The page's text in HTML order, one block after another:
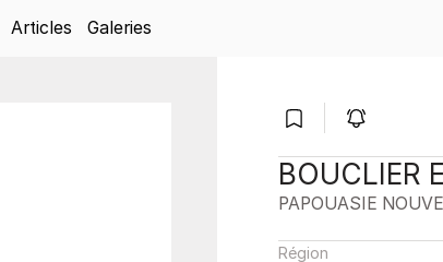
Articles Galeries
BOUCLIER
PAPOUASIE
Région